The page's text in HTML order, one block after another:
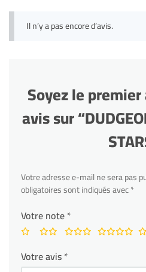
Il n’y a pas encore d’avis.
Soyez le
avis sur
Votre adresse e-mail ne sera pas
obligatoires sont indiqués avec*
Votre note*
Votre avis*